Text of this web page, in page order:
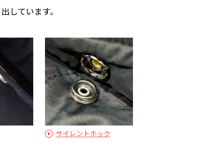
しています。
サイレントホック